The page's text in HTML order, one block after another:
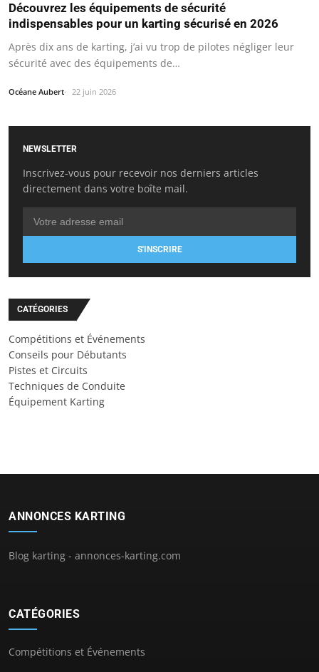
Découvrez les équipements de sécurité
indispensables pour un karting sécurisé en 2026
Après dix ans de karting, j’ai vu trop de pilotes négliger leur
sécurité avec des équipements de…
Océane Aubert 22 juin 2026
NEWSLETTER
Inscrivez-vous pour recevoir nos derniers articles
directement dans votre boîte mail.
S'INSCRIRE
CATÉGORIES
Compétitions et Événements
Conseils pour Débutants
Pistes et Circuits
Techniques de Conduite
Équipement Karting
ANNONCES KARTING
Blog karting - annonces-karting.com
CATÉGORIES
Compétitions et Événements